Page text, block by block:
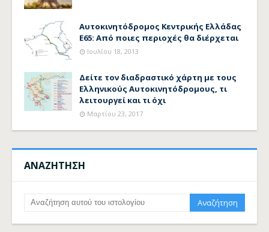
Αυτοκινητόδρομος Κεντρικής Ελλάδας
Ε65: Από ποιες περιοχές θα διέρχεται
Ιουλίου 18, 2013
Δείτε τον διαδραστικό χάρτη με τους
Ελληνικούς Αυτοκινητόδρομους, τι
λειτουργεί και τι όχι
Μαρτίου 23, 2017
ΑΝΑΖΗΤΗΣΗ